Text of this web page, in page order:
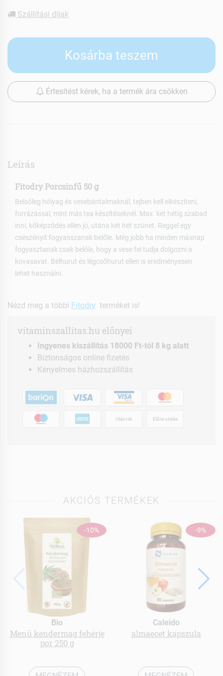
Szállítási díjak
Kosárba teszem
Értesítést kérek, ha a termék ára csökken
Leírás
Fitodry Porcsinfű 50 g
Belsőleg hólyag és vesebántalmaknál, tejben kell elkészíteni,
forrázással, mint más tea készítéseknél. Max. két hétig szabad
inni, kőképződés ellen jó, utána két hét szünet. Reggel egy
csészényit fogyasszanak belőle. Még jobb ha minden másnap
fogyasztanak csak belőle, hogy a vese fel tudja dolgozni a
kovasavat. Bélhurut és légcsőhurut ellen is eredményesen
lehet használni.
Nézd meg a többi Fitodry terméket is!
vitaminszallitas.hu előnyei
Ingyenes kiszállítás 18000 Ft-tól 8 kg alatt
Biztonságos online fizetés
Kényelmes házhozszállítás
Utánvét Előre utalás
AKCIÓS TERMÉKEK
-10%
Bio
Menü kendermag fehérje
por 250 g
-9%
Caleido
almaecet kapszula